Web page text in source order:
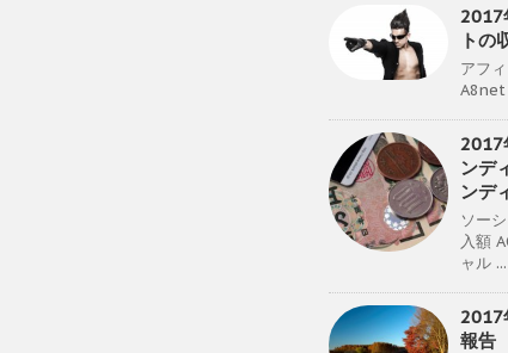
2017
トの
アフ
A8net
2017
ンデ
ンデ
ソー
入額
ャル ...
2017
報告